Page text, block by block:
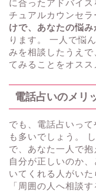
に合ったアドバイ
チュアルカウンセラ
けで、あなたの悩
ります。 一人で悩
みを相談したうえ
てみることをオスス
電話占いのメリ
でも、電話占いっ
も多いでしょう。
で、あなた一人で
自分が正しいのか
いてくれる人がいた
「周囲の人へ相談